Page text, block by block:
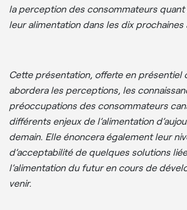
la perception des consommateurs quant
leur alimentation dans les dix prochaines
Cette présentation, offerte en présentiel
abordera les perceptions, les
préoccupations des consommateurs
différents enjeux de l’alimentation
demain. Elle énoncera également leur
d’acceptabilité de quelques solutions
l’alimentation du futur en cours de
venir.